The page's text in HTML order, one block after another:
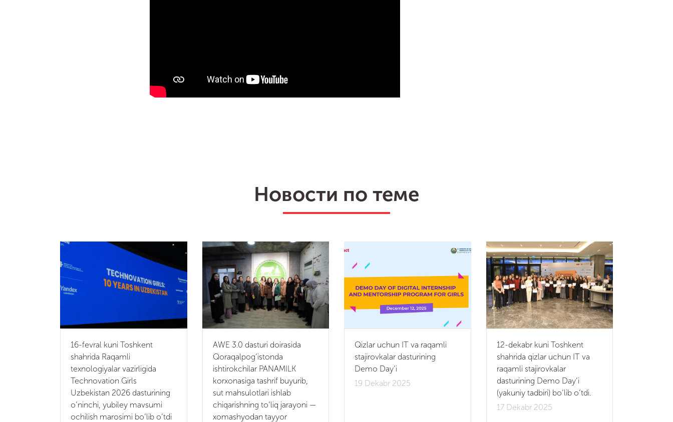
Новости по теме
16-fevral kuni Toshkent
shahrida Raqamli
texnologiyalar vazirligida
Technovation Girls
Uzbekistan 2026 dasturining
o‘ninchi, yubiley mavsumi
ochilish marosimi bo‘lib o‘tdi
AWE 3.0 dasturi doirasida
Qoraqalpog‘istonda
ishtirokchilar PANAMILK
korxonasiga tashrif buyurib,
sut mahsulotlari ishlab
chiqarishning to‘liq jarayoni —
xomashyodan tayyor
Qizlar uchun IT va raqamli
stajirovkalar dasturining
Demo Day’i
19 Dekabr 2025
12-dekabr kuni Toshkent
shahrida qizlar uchun IT va
raqamli stajirovkalar
dasturining Demo Day’i
(yakuniy tadbiri) bo‘lib o‘tdi.
17 Dekabr 2025